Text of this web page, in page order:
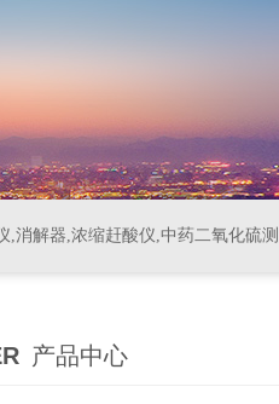
,消解器,浓缩赶酸仪,中药二氧化硫
产品中心